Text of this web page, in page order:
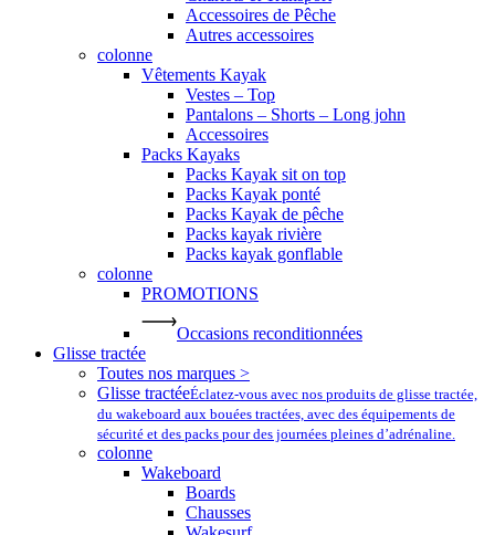
Accessoires de Pêche
Autres accessoires
colonne
Vêtements Kayak
Vestes – Top
Pantalons – Shorts – Long john
Accessoires
Packs Kayaks
Packs Kayak sit on top
Packs Kayak ponté
Packs Kayak de pêche
Packs kayak rivière
Packs kayak gonflable
colonne
PROMOTIONS
Occasions reconditionnées
Glisse tractée
Toutes nos marques >
Glisse tractéeÉclatez-vous avec nos produits de glisse tractée,
du wakeboard aux bouées tractées, avec des équipements de
sécurité et des packs pour des journées pleines d’adrénaline.
colonne
Wakeboard
Boards
Chausses